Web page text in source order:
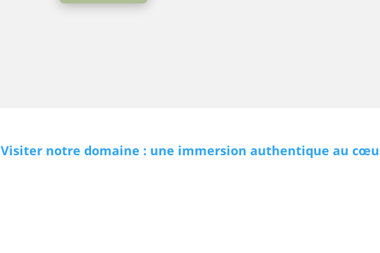
Visiter notre domaine : une immersion authentique au